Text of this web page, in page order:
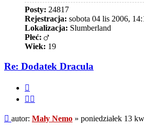
Posty: 24817
Rejestracja: sobota 04 lis 2006,
Lokalizacja: Slumberland
Płeć:
Wiek: 19
Re: Dodatek Dracula
Post
autor: Mały Nemo » poniedziałek 13